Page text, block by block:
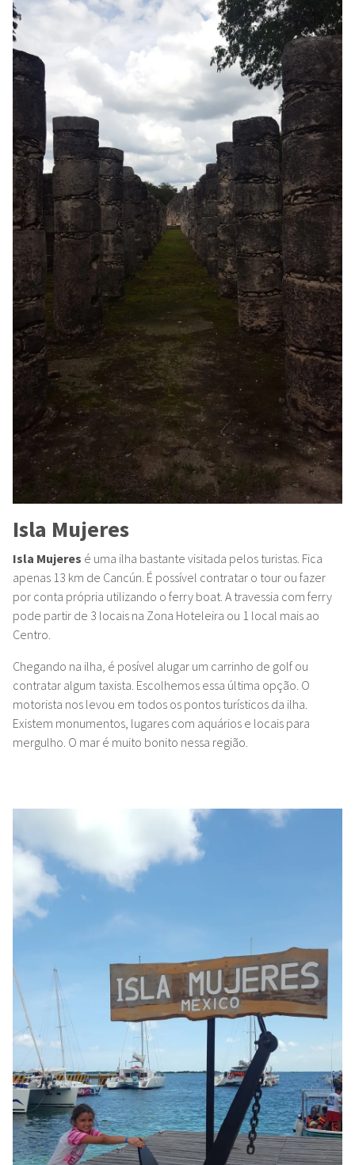
Isla Mujeres
Isla Mujeres é uma ilha bastante visitada pelos turistas. Fica
apenas 13 km de Cancún. É possível contratar o tour ou fazer
por conta própria utilizando o ferry boat. A travessia com ferry
pode partir de 3 locais na Zona Hoteleira ou 1 local mais ao
Centro.
Chegando na ilha, é posível alugar um carrinho de golf ou
contratar algum taxista. Escolhemos essa última opção. O
motorista nos levou em todos os pontos turísticos da ilha.
Existem monumentos, lugares com aquários e locais para
mergulho. O mar é muito bonito nessa região.